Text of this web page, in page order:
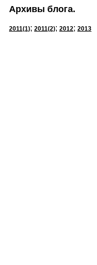
Архивы блога.
2011(1); 2011(2); 2012; 2013